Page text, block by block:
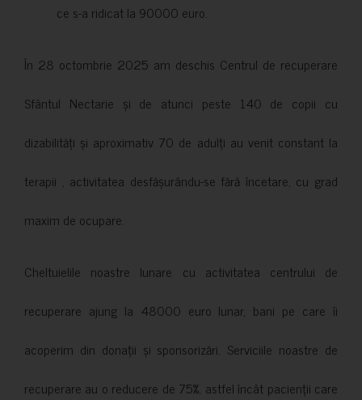
ce s-a ridicat la 90000 euro.
În 28 octombrie 2025 am deschis Centrul de recuperare
Sfântul Nectarie și de atunci peste 140 de copii cu
dizabilități și aproximativ 70 de adulți au venit constant la
terapii , activitatea desfășurându-se fără încetare, cu grad
maxim de ocupare.
Cheltuielile noastre lunare cu activitatea centrului de
recuperare ajung la 48000 euro lunar, bani pe care îi
acoperim din donații și sponsorizări. Serviciile noastre de
recuperare au o reducere de 75%, astfel încât pacienții care